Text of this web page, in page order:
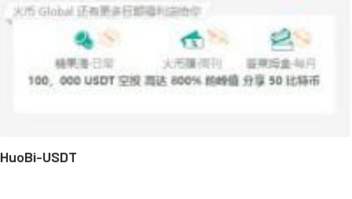
HuoBi-USDT